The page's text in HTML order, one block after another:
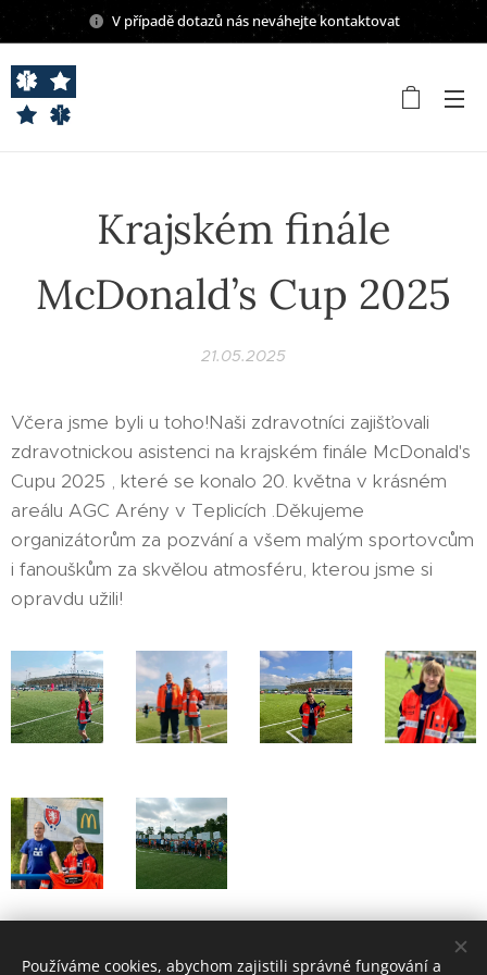
V případě dotazů nás neváhejte kontaktovat
Krajském finále
McDonald’s Cup 2025
21.05.2025
Včera jsme byli u toho!Naši zdravotníci zajišťovali
zdravotnickou asistenci na krajském finále McDonald's
Cupu 2025 , které se konalo 20. května v krásném
areálu AGC Arény v Teplicích .Děkujeme
organizátorům za pozvání a všem malým sportovcům
i fanouškům za skvělou atmosféru, kterou jsme si
opravdu užili!
Share
Používáme cookies, abychom zajistili správné fungování a